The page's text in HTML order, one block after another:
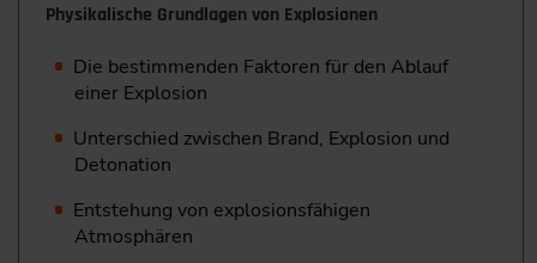
Physikalische Grundlagen von Explosionen
Die bestimmenden Faktoren für den Ablauf
einer Explosion
Unterschied zwischen Brand, Explosion und
Detonation
Entstehung von explosionsfähigen
Atmosphären